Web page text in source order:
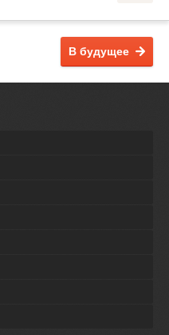
В будущее